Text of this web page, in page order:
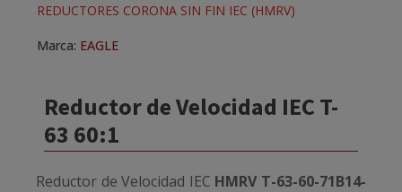
Reductor de Velocidad IEC T-
63 60:1
Reductor de Velocidad IEC HMRV T-63-60-71B14-
REDUCTORES CORONA SIN FIN IEC (HMRV)
Marca: EAGLE